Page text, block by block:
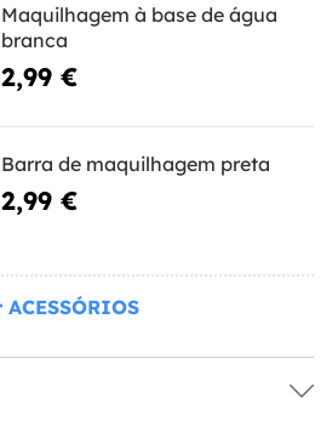
Maquilhagem à base de água
branca
2,99 €
Barra de maquilhagem preta
2,99 €
ACESSÓRIOS